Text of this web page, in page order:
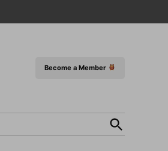
Become a Member
Open
Search